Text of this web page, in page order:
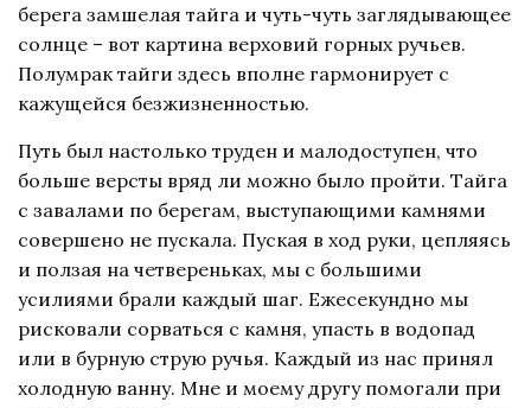
берега замшелая тайга и чуть-чуть заглядывающее
солнце – вот картина верховий горных ручьев.
Полумрак тайги здесь вполне гармонирует с
кажущейся безжизненностью.
Путь был настолько труден и малодоступен, что
больше версты вряд ли можно было пройти. Тайга
с завалами по берегам, выступающими камнями
совершено не пускала. Пуская в ход руки, цепляясь
и ползая на четвереньках, мы с большими
усилиями брали каждый шаг. Ежесекундно мы
рисковали сорваться с камня, упасть в водопад
или в бурную струю ручья. Каждый из нас принял
холодную ванну. Мне и моему другу помогали при